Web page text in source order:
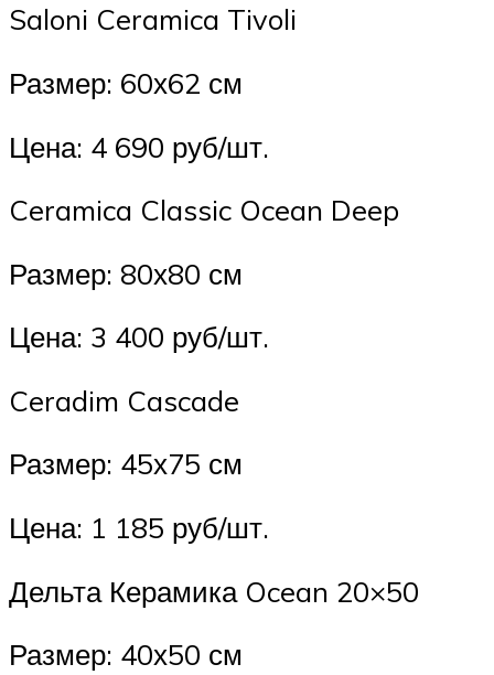
Saloni Ceramica Tivoli
Размер: 60х62 см
Цена: 4 690 руб/шт.
Ceramica Classic Ocean Deep
Размер: 80х80 см
Цена: 3 400 руб/шт.
Ceradim Cascade
Размер: 45х75 см
Цена: 1 185 руб/шт.
Дельта Керамика Ocean 20×50
Размер: 40х50 см